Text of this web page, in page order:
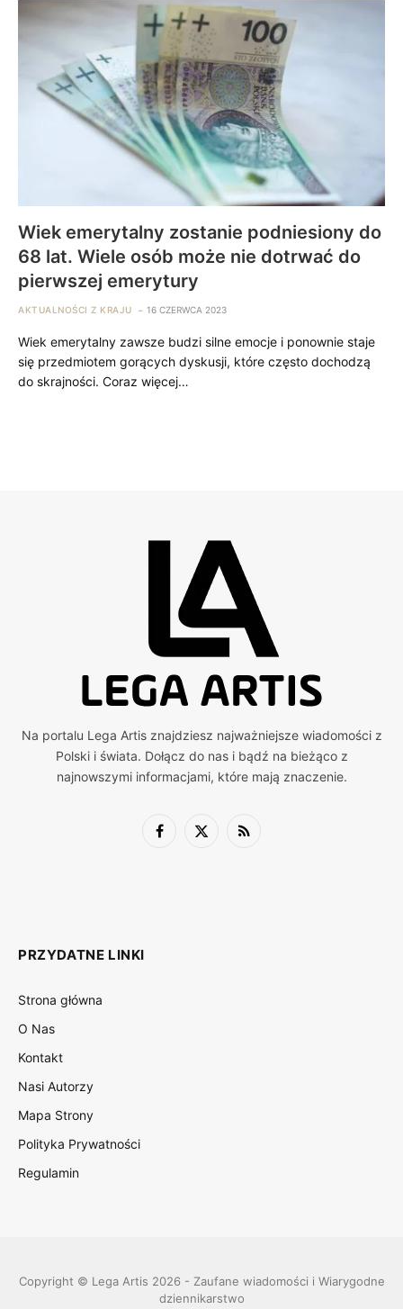
Wiek emerytalny zostanie podniesiony do
68 lat. Wiele osób może nie dotrwać do
pierwszej emerytury
AKTUALNOŚCI Z KRAJU 16 CZERWCA 2023
Wiek emerytalny zawsze budzi silne emocje i ponownie staje
się przedmiotem gorących dyskusji, które często dochodzą
do skrajności. Coraz więcej…
Na portalu Lega Artis znajdziesz najważniejsze wiadomości z
Polski i świata. Dołącz do nas i bądź na bieżąco z
najnowszymi informacjami, które mają znaczenie.
Facebook
X
RSS
PRZYDATNE LINKI
Strona główna
O Nas
Kontakt
Nasi Autorzy
Mapa Strony
Polityka Prywatności
Regulamin
Copyright © Lega Artis 2026 - Zaufane wiadomości i Wiarygodne
dziennikarstwo